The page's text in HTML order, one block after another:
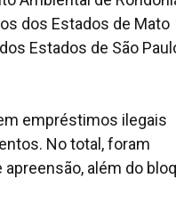
dos Estados de Mato
Estados de São
empréstimos ilegais
No total, foram
além do